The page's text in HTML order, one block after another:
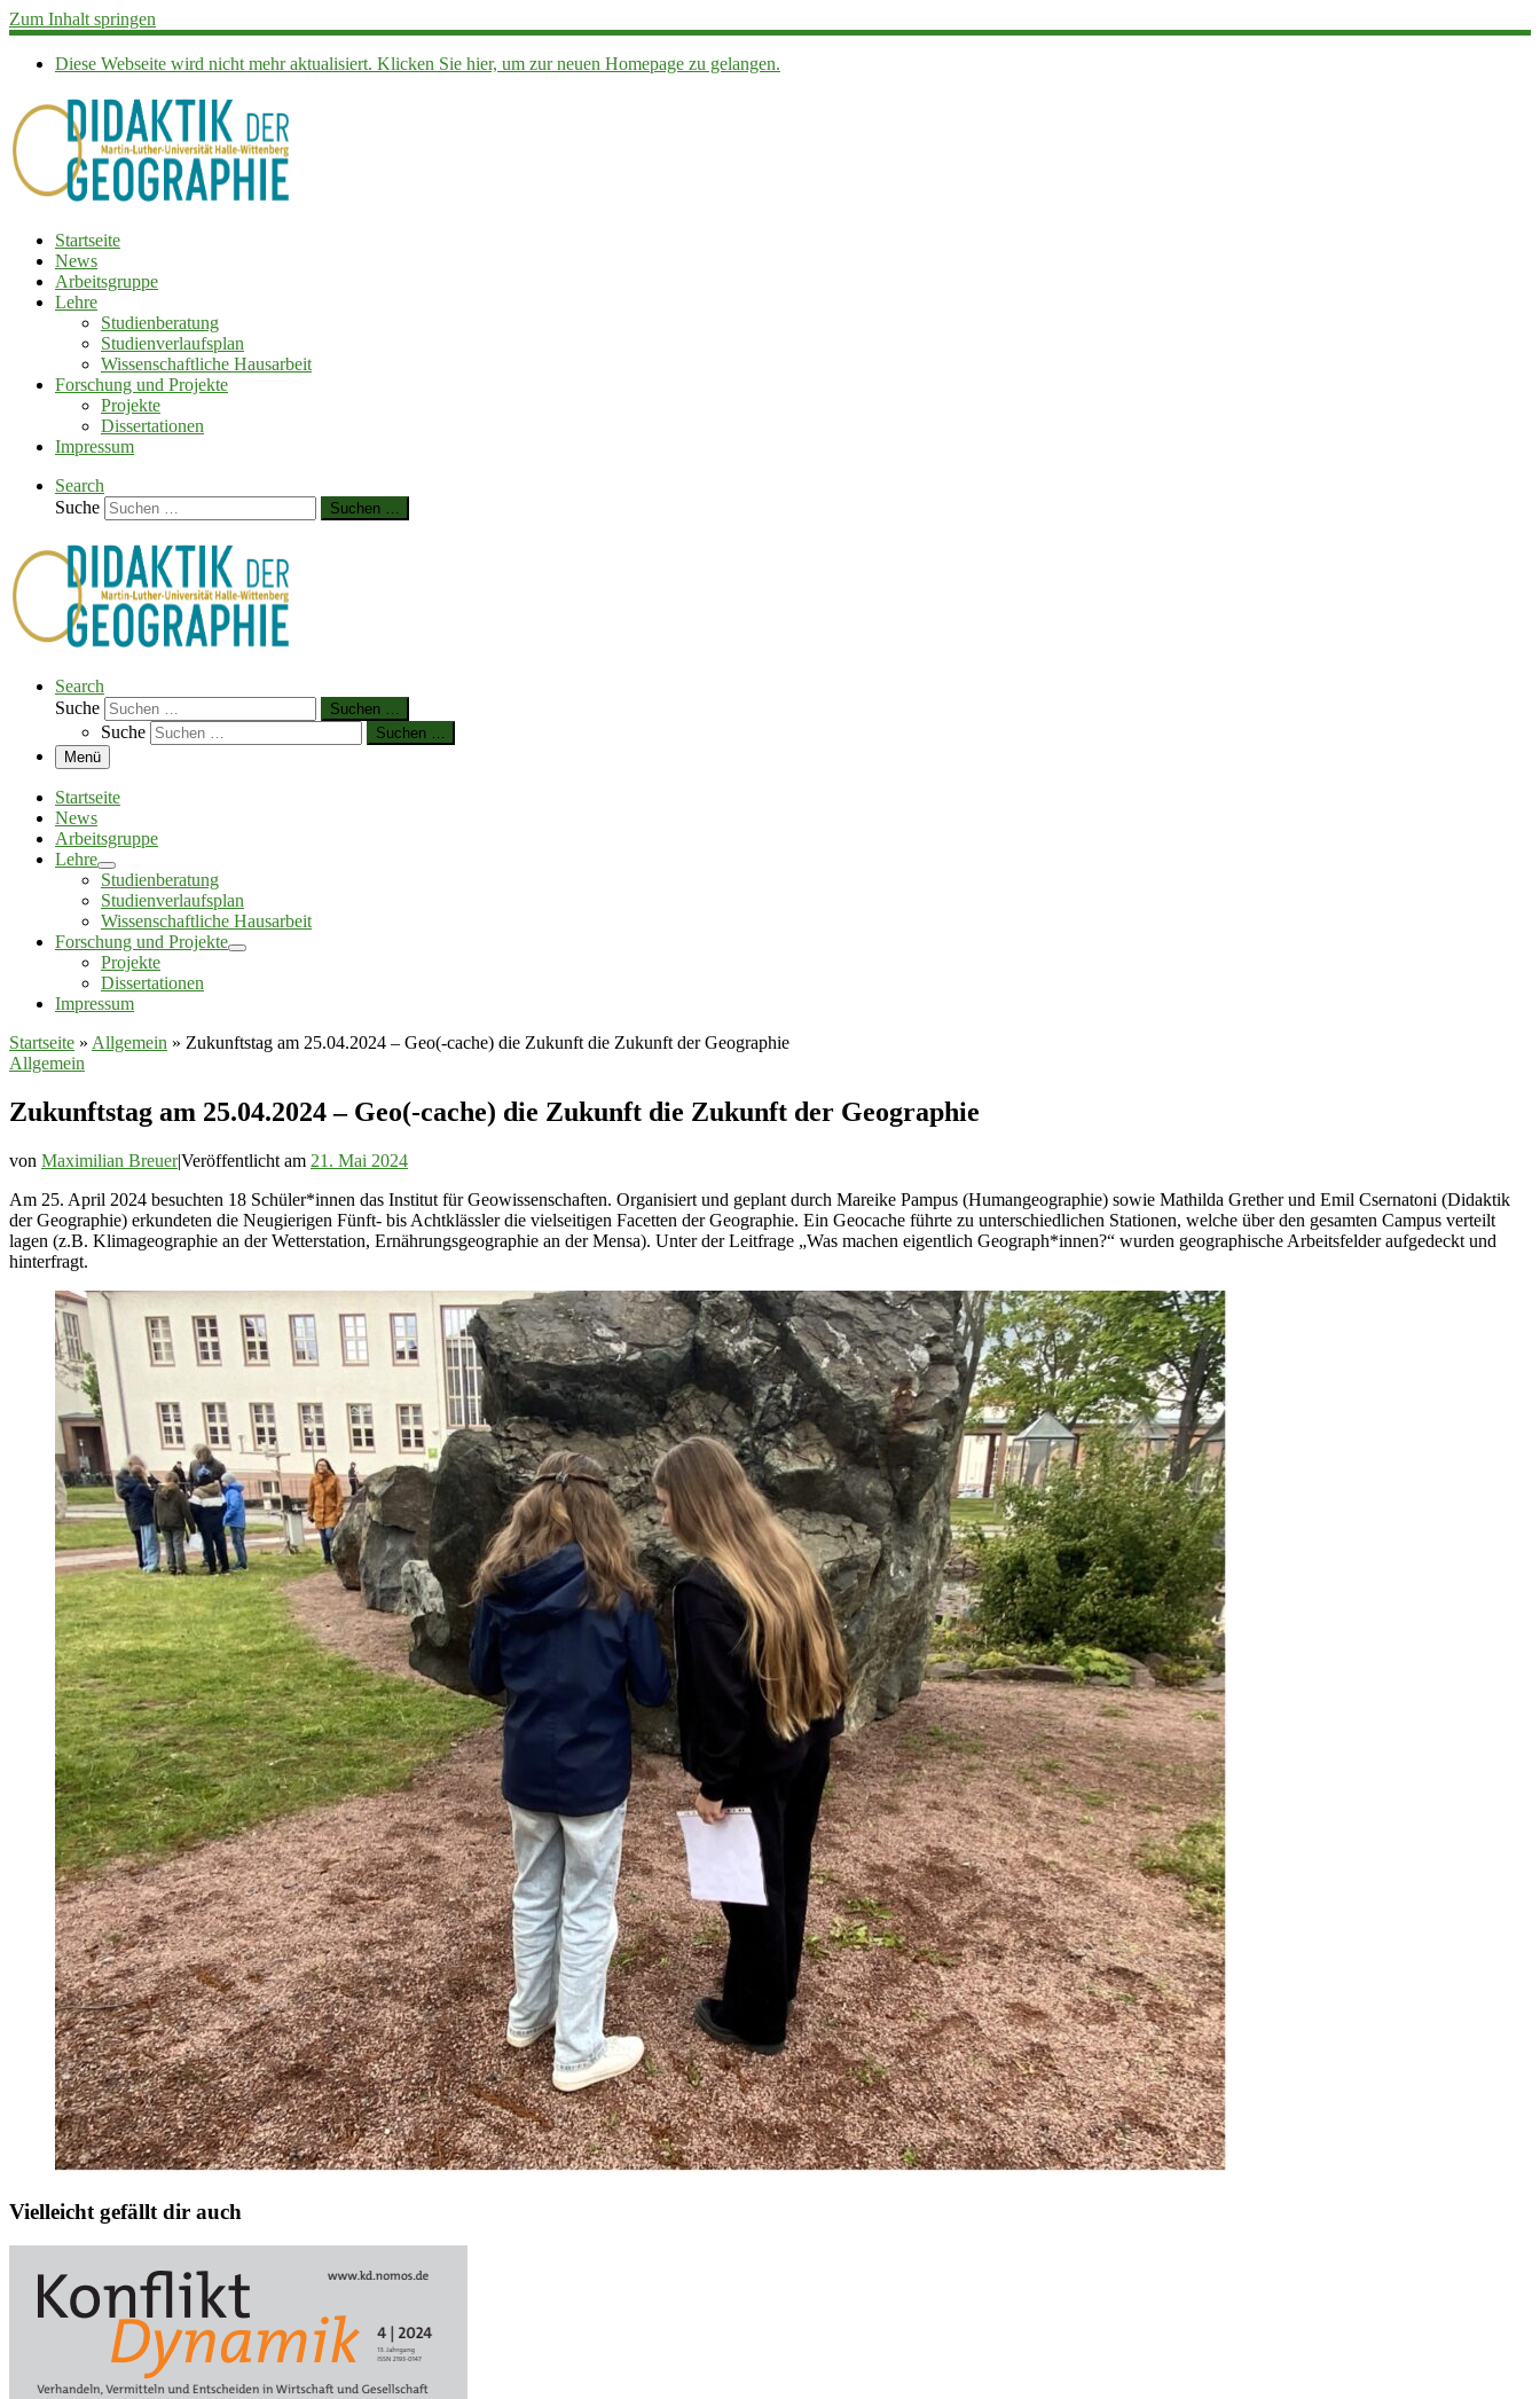
Zum Inhalt springen
Diese Webseite wird nicht mehr aktualisiert. Klicken Sie hier, um zur neuen Homepage zu gelangen.
Startseite
News
Arbeitsgruppe
Lehre
Studienberatung
Studienverlaufsplan
Wissenschaftliche Hausarbeit
Forschung und Projekte
Projekte
Dissertationen
Impressum
Search
Suche
Suchen …
Search
Suche
Suchen …
Suche
Suchen …
Menü
Startseite
News
Arbeitsgruppe
Lehre
Studienberatung
Studienverlaufsplan
Wissenschaftliche Hausarbeit
Forschung und Projekte
Projekte
Dissertationen
Impressum
Startseite » Allgemein » Zukunftstag am 25.04.2024 – Geo(-cache) die Zukunft die Zukunft der Geographie
Allgemein
Zukunftstag am 25.04.2024 – Geo(-cache) die Zukunft die Zukunft der Geographie
von Maximilian Breuer|Veröffentlicht am 21. Mai 2024
Am 25. April 2024 besuchten 18 Schüler*innen das Institut für Geowissenschaften. Organisiert und geplant durch Mareike Pampus (Humangeographie) sowie Mathilda Grether und Emil Csernatoni (Didaktik
der Geographie) erkundeten die Neugierigen Fünft- bis Achtklässler die vielseitigen Facetten der Geographie. Ein Geocache führte zu unterschiedlichen Stationen, welche über den gesamten Campus verteilt
lagen (z.B. Klimageographie an der Wetterstation, Ernährungsgeographie an der Mensa). Unter der Leitfrage „Was machen eigentlich Geograph*innen?“ wurden geographische Arbeitsfelder aufgedeckt und
hinterfragt.
Vielleicht gefällt dir auch